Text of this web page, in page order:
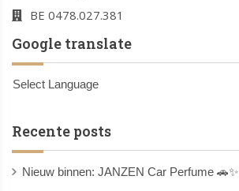
BE 0478.027.381
Google translate
Select Language
Recente posts
Nieuw binnen: JANZEN Car Perfume 🚗✨